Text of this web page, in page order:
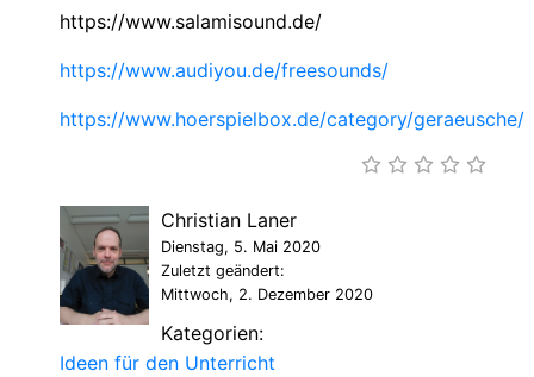
https://www.salamisound.de/
https://www.audiyou.de/freesounds/
https://www.hoerspielbox.de/category/geraeusche/
Christian Laner
Dienstag, 5. Mai 2020
Zuletzt geändert:
Mittwoch, 2. Dezember 2020
Kategorien:
Ideen für den Unterricht